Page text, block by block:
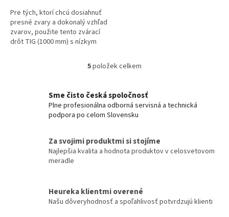
Pre tých, ktorí chcú dosiahnuť
presné zvary a dokonalý vzhľad
zvarov, použite tento zvárací
drôt TIG (1000 mm) s nízkym
O
á
d
a
í
p
v
ý
5položek celkem
Sme čisto česká spoločnosť
Plne profesionálna odborná servisná a technická
podpora po celom Slovensku
Za svojimi produktmi si stojíme
Najlepšia kvalita a hodnota produktov v celosvetovom
meradle
Heureka klientmi overené
Našu dôveryhodnosť a spoľahlivosť potvrdzujú klienti